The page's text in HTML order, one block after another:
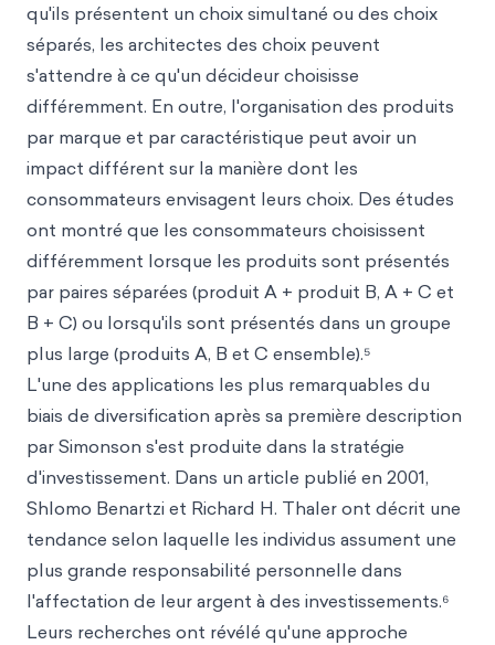
qu'ils présentent un choix simultané ou des choix
séparés, les architectes des choix peuvent
s'attendre à ce qu'un décideur choisisse
différemment. En outre, l'organisation des produits
par marque et par caractéristique peut avoir un
impact différent sur la manière dont les
consommateurs envisagent leurs choix. Des études
ont montré que les consommateurs choisissent
différemment lorsque les produits sont présentés
par paires séparées (produit A + produit B, A + C et
B + C) ou lorsqu'ils sont présentés dans un groupe
plus large (produits A, B et C ensemble).⁵
L'une des applications les plus remarquables du
biais de diversification après sa première description
par Simonson s'est produite dans la stratégie
d'investissement. Dans un article publié en 2001,
Shlomo Benartzi et Richard H. Thaler ont décrit une
tendance selon laquelle les individus assument une
plus grande responsabilité personnelle dans
l'affectation de leur argent à des investissements.⁶
Leurs recherches ont révélé qu'une approche